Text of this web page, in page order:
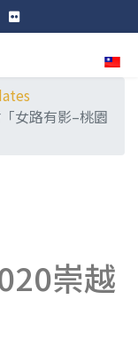
女路有影–桃園
崇越